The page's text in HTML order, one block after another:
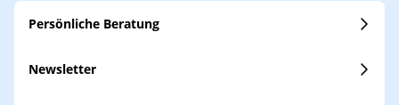
Persönliche Beratung
Newsletter